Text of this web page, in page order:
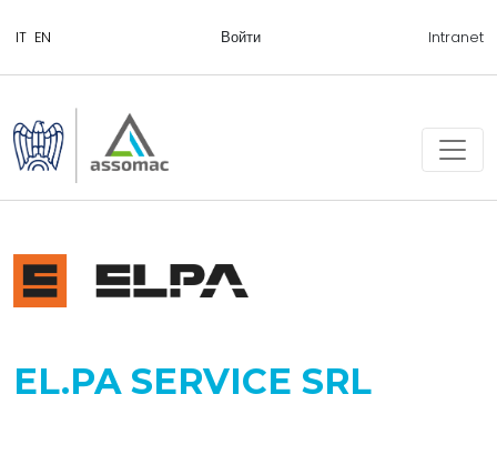
Войти Intranet
EL.PA SERVICE SRL